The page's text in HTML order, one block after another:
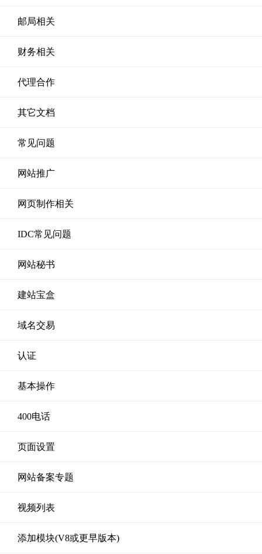
邮局相关
财务相关
代理合作
其它文档
常见问题
网站推广
网页制作相关
IDC常见问题
网站秘书
建站宝盒
域名交易
认证
基本操作
400电话
页面设置
网站备案专题
视频列表
添加模块(V8或更早版本)